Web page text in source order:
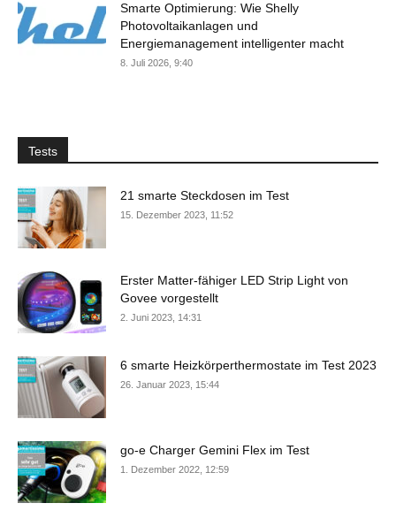
Smarte Optimierung: Wie Shelly
Photovoltaikanlagen und
Energiemanagement intelligenter macht
8. Juli 2026, 9:40
Tests
21 smarte Steckdosen im Test
15. Dezember 2023, 11:52
Erster Matter-fähiger LED Strip Light von
Govee vorgestellt
2. Juni 2023, 14:31
6 smarte Heizkörperthermostate im Test 2023
26. Januar 2023, 15:44
go-e Charger Gemini Flex im Test
1. Dezember 2022, 12:59